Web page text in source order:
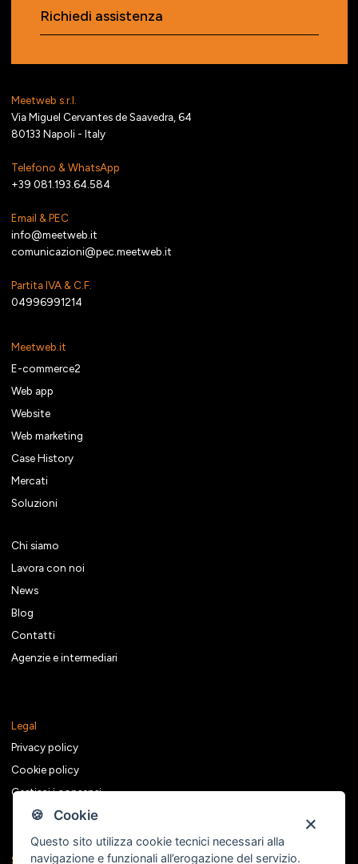
🍪 Cookie
Questo sito utilizza cookie tecnici necessari alla
navigazione e funzionali all’erogazione del servizio.
Meetweb s.r.l.
Via Miguel Cervantes de Saavedra, 64
80133 Napoli - Italy
Telefono & WhatsApp
+39 081.193.64.584
Email & PEC
info@meetweb.it
comunicazioni@pec.meetweb.it
Partita IVA & C.F.
04996991214
Meetweb.it
E-commerce2
Web app
Website
Web marketing
Case History
Mercati
Soluzioni
Chi siamo
Lavora con noi
News
Blog
Contatti
Agenzie e intermediari
Legal
Privacy policy
Cookie policy
Gestisci i consensi
Seguici sui social
Richiedi assistenza